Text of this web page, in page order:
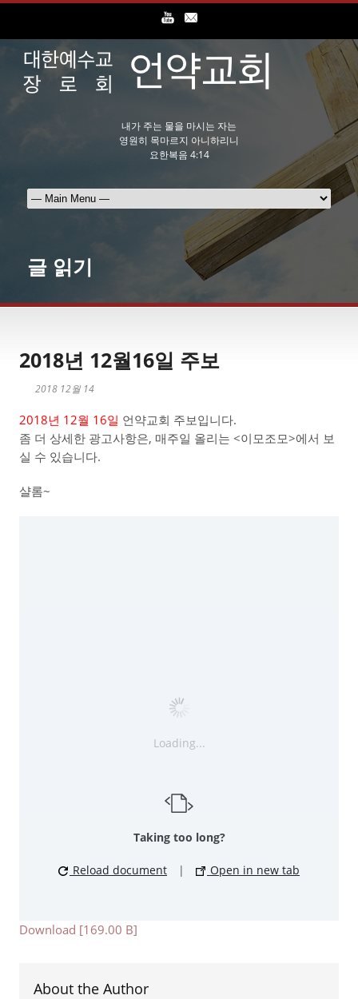
내가 주는 물을 마시는 자는
영원히 목마르지 아니하리니
요한복음 4:14
글 읽기
2018년 12월16일 주보
2018 12월 14
2018년 12월 16일 언약교회 주보입니다.
좀 더 상세한 광고사항은, 매주일 올리는 <이모조모>에서 보
실 수 있습니다.
샬롬~
Loading...
Taking too long?
Reload document | Open in new tab
Download [169.00 B]
About the Author